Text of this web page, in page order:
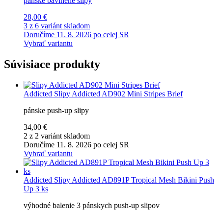
28,00 €
3 z 6 variánt skladom
Doručíme 11. 8. 2026 po celej SR
Vybrať variantu
Súvisiace produkty
Addicted Slipy Addicted AD902 Mini Stripes Brief
pánske push-up slipy
34,00 €
2 z 2 variánt skladom
Doručíme 11. 8. 2026 po celej SR
Vybrať variantu
Addicted Slipy Addicted AD891P Tropical Mesh Bikini Push
Up 3 ks
výhodné balenie 3 pánskych push-up slipov